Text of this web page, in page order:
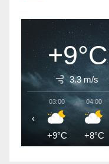
+9°C
3.3 m/s
03:00
+9°C
04:00
+8°C
‹